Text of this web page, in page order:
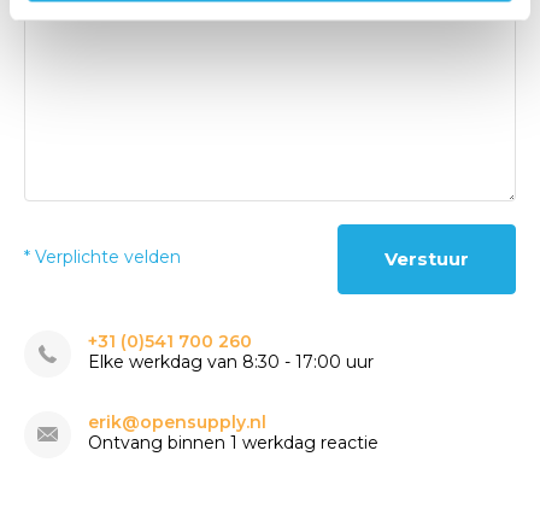
* Verplichte velden Verstuur
+31 (0)541 700 260
Elke werkdag van 8:30 - 17:00 uur
erik@opensupply.nl
Ontvang binnen 1 werkdag reactie